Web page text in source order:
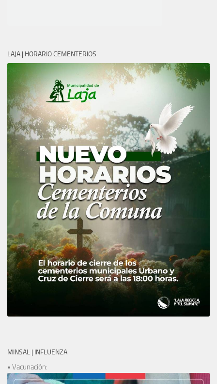
LAJA | HORARIO CEMENTERIOS
MINSAL | INFLUENZA
• Vacunación: